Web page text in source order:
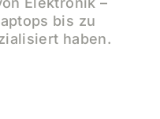
bis zu
haben.